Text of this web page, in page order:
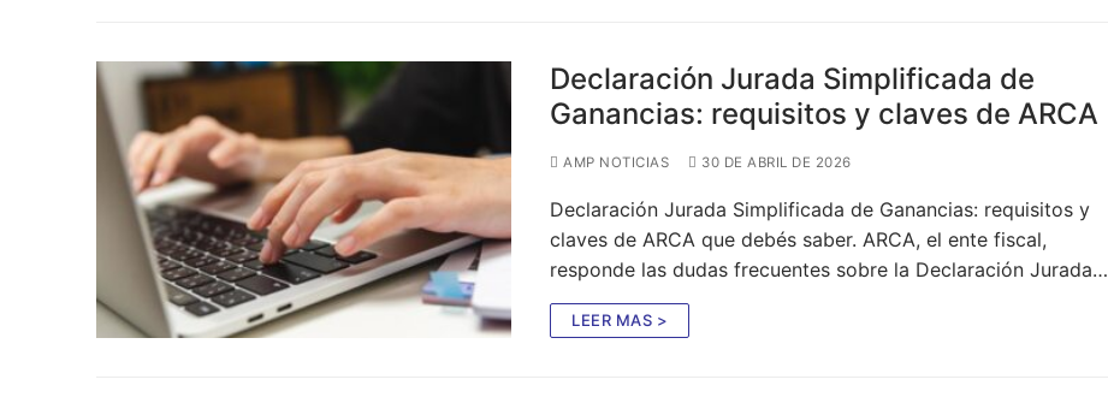
Declaración Jurada Simplificada de
Ganancias: requisitos y claves de ARCA
AMP NOTICIAS 30 DE ABRIL DE 2026
Declaración Jurada Simplificada de Ganancias: requisitos y
claves de ARCA que debés saber. ARCA, el ente fiscal,
responde las dudas frecuentes sobre la Declaración Jurada…
LEER MAS >